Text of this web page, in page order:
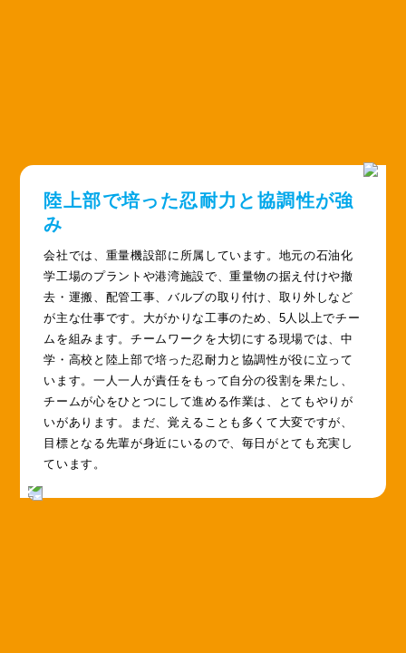
陸上部で培った忍耐力と協調性が強
み
会社では、重量機設部に所属しています。地元の石油化
学工場のプラントや港湾施設で、重量物の据え付けや撤
去・運搬、配管工事、バルブの取り付け、取り外しなど
が主な仕事です。大がかりな工事のため、5人以上でチー
ムを組みます。チームワークを大切にする現場では、中
学・高校と陸上部で培った忍耐力と協調性が役に立って
います。一人一人が責任をもって自分の役割を果たし、
チームが心をひとつにして進める作業は、とてもやりが
いがあります。まだ、覚えることも多くて大変ですが、
目標となる先輩が身近にいるので、毎日がとても充実し
ています。